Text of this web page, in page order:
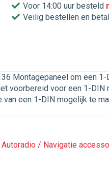
Voor 14:00 uur besteld
Veilig bestellen en
Montagepaneel om een
voorbereid voor een 1-
een 1-DIN mogelijk te
Autoradio / Navigatie